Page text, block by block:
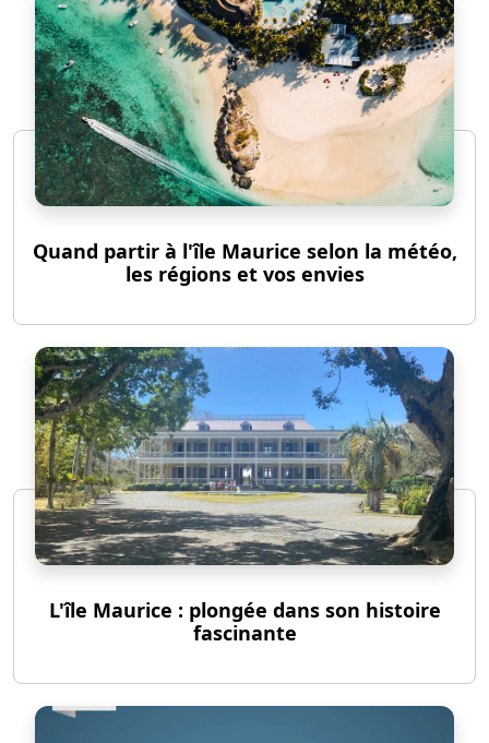
Quand partir à l'île Maurice selon la météo,
les régions et vos envies
L'île Maurice : plongée dans son histoire
fascinante